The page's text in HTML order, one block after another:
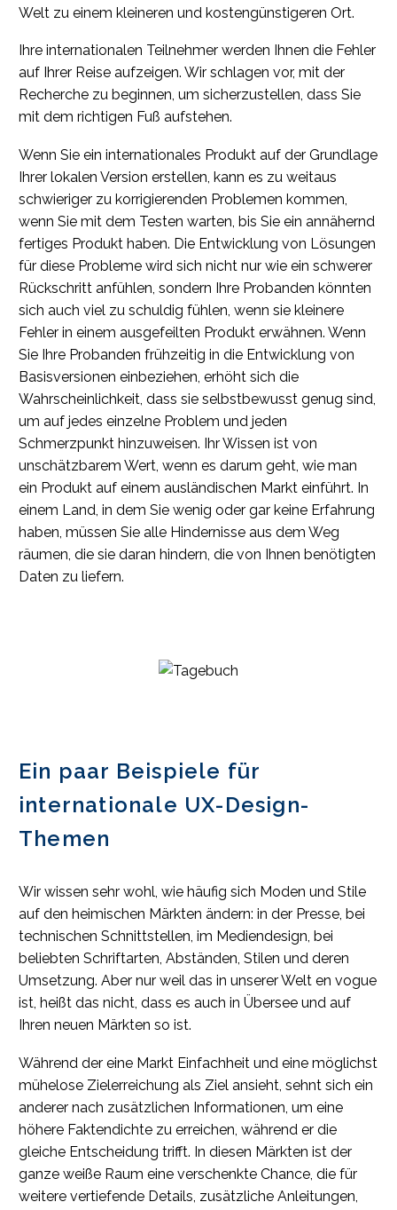
Welt zu einem kleineren und kostengünstigeren Ort.
Ihre internationalen Teilnehmer werden Ihnen die Fehler
auf Ihrer Reise aufzeigen. Wir schlagen vor, mit der
Recherche zu beginnen, um sicherzustellen, dass Sie
mit dem richtigen Fuß aufstehen.
Wenn Sie ein internationales Produkt auf der Grundlage
Ihrer lokalen Version erstellen, kann es zu weitaus
schwieriger zu korrigierenden Problemen kommen,
wenn Sie mit dem Testen warten, bis Sie ein annähernd
fertiges Produkt haben. Die Entwicklung von Lösungen
für diese Probleme wird sich nicht nur wie ein schwerer
Rückschritt anfühlen, sondern Ihre Probanden könnten
sich auch viel zu schuldig fühlen, wenn sie kleinere
Fehler in einem ausgefeilten Produkt erwähnen. Wenn
Sie Ihre Probanden frühzeitig in die Entwicklung von
Basisversionen einbeziehen, erhöht sich die
Wahrscheinlichkeit, dass sie selbstbewusst genug sind,
um auf jedes einzelne Problem und jeden
Schmerzpunkt hinzuweisen. Ihr Wissen ist von
unschätzbarem Wert, wenn es darum geht, wie man
ein Produkt auf einem ausländischen Markt einführt. In
einem Land, in dem Sie wenig oder gar keine Erfahrung
haben, müssen Sie alle Hindernisse aus dem Weg
räumen, die sie daran hindern, die von Ihnen benötigten
Daten zu liefern.
Ein paar Beispiele für
internationale UX-Design-
Themen
Wir wissen sehr wohl, wie häufig sich Moden und Stile
auf den heimischen Märkten ändern: in der Presse, bei
technischen Schnittstellen, im Mediendesign, bei
beliebten Schriftarten, Abständen, Stilen und deren
Umsetzung. Aber nur weil das in unserer Welt en vogue
ist, heißt das nicht, dass es auch in Übersee und auf
Ihren neuen Märkten so ist.
Während der eine Markt Einfachheit und eine möglichst
mühelose Zielerreichung als Ziel ansieht, sehnt sich ein
anderer nach zusätzlichen Informationen, um eine
höhere Faktendichte zu erreichen, während er die
gleiche Entscheidung trifft. In diesen Märkten ist der
ganze weiße Raum eine verschenkte Chance, die für
weitere vertiefende Details, zusätzliche Anleitungen,